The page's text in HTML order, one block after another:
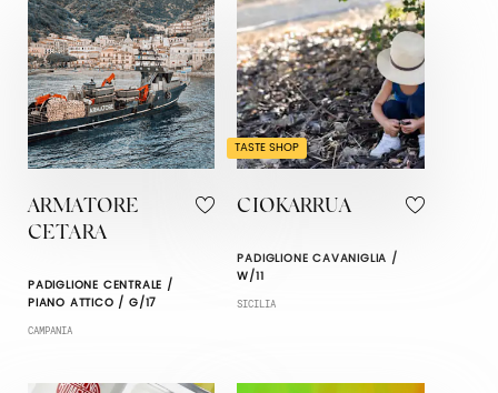
ARMATORE
CETARA
PADIGLIONE CENTRALE /
PIANO ATTICO / G/17
CAMPANIA
TASTE SHOP
CIOKARRUA
PADIGLIONE CAVANIGLIA /
W/11
SICILIA